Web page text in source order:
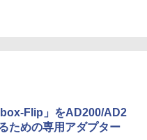
Flip」をAD200/AD2
ための専用アダプター